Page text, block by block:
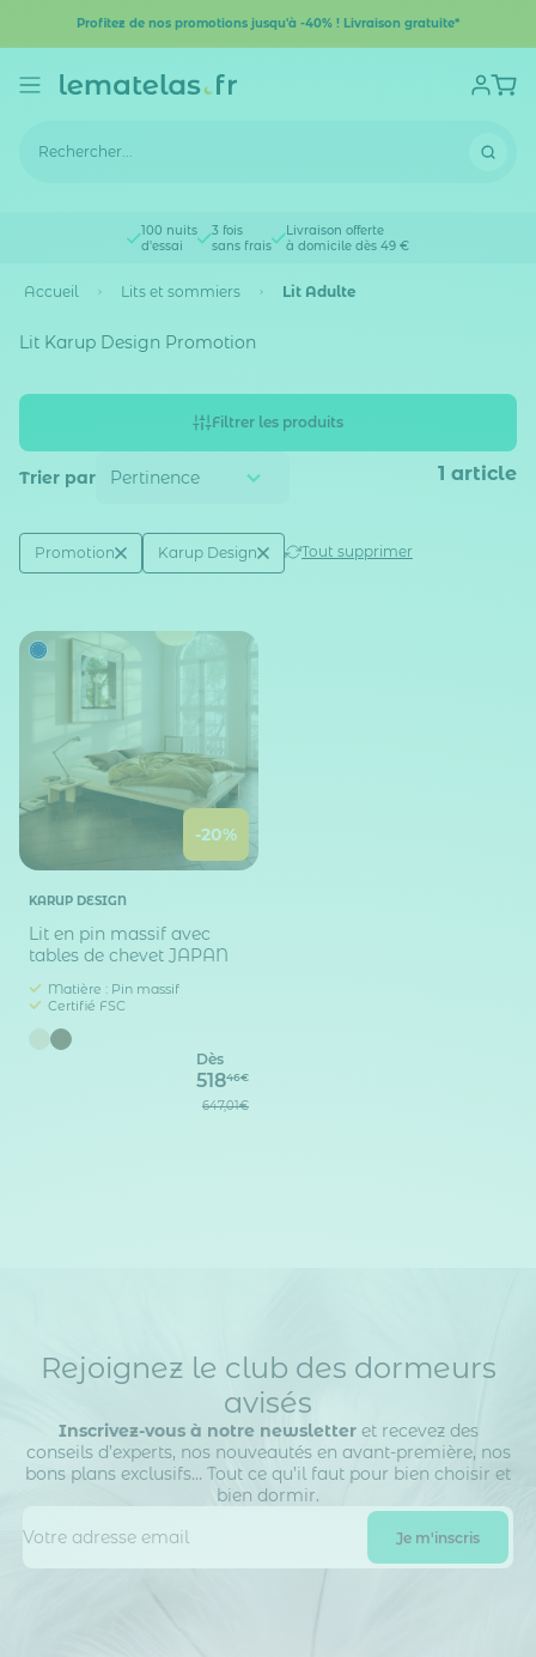
Profitez de nos promotions jusqu'à -40% ! Livraison gratuite*
100 nuits
d'essai
3 fois
sans frais
Livraison offerte
à domicile dès 49 €
Accueil Lits et sommiers Lit Adulte
Lit Karup Design Promotion
Filtrer les produits
Trier par 1 article
Active filtering(2)
Réduction
Promotion Marque
Karup Design Tout supprimer
-20%
KARUP DESIGN
Lit en pin massif avec
tables de chevet JAPAN
Matière : Pin massif
Certifié FSC
Dès
51846€
647,01€
Rejoignez le club des dormeurs
avisés
Inscrivez-vous à notre newsletteret recevez des
conseils d’experts, nos nouveautés en avant-première, nos
bons plans exclusifs… Tout ce qu’il faut pour bien choisir et
bien dormir.